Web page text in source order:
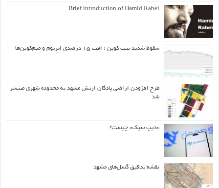
Brief introduction of Hamid Rabei
سقوط شدید بیت کوین ؛ افت ۱۵ درصدی اتریوم و میم‌کوین‌ها
طرح افزودن اراضی پادگان ارتش مشهد به محدوده شهری منتشر
شد
«دیپ سیک» چیست؟
نقشه تدقیق گسل‌های مشهد